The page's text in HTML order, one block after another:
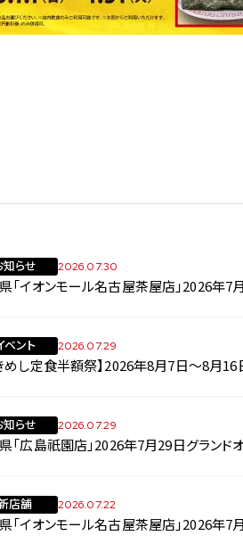
知らせ 2026.07.30
「イオンモール名古屋茶屋店」2026年7
ベント 2026.07.29
めし定食半額祭】2026年8月7日～8月
知らせ 2026.07.29
「広島祇園店」2026年7月29日グランド
店舗 2026.07.22
「イオンモール名古屋茶屋店」2026年7